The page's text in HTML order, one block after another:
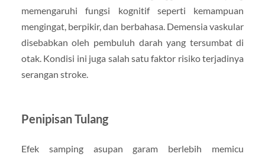
memengaruhi fungsi kognitif seperti kemampuan
mengingat, berpikir, dan berbahasa. Demensia vaskular
disebabkan oleh pembuluh darah yang tersumbat di
otak. Kondisi ini juga salah satu faktor risiko terjadinya
serangan stroke.
Penipisan Tulang
Efek samping asupan garam berlebih memicu